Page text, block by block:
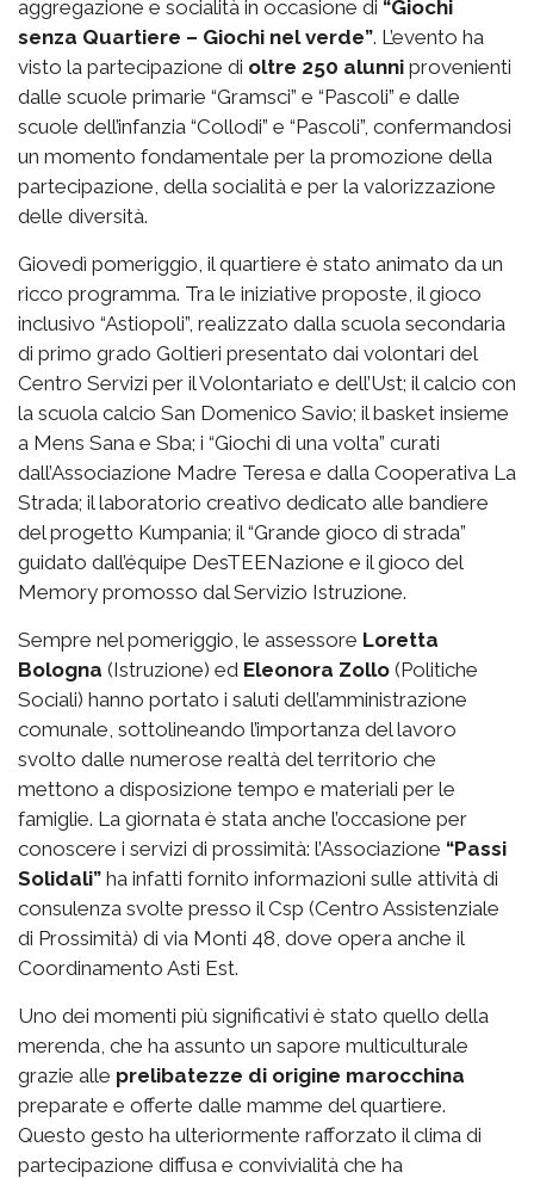
aggregazione e socialità in occasione di “Giochi
senza Quartiere – Giochi nel verde”. L’evento ha
visto la partecipazione di oltre 250 alunni provenienti
dalle scuole primarie “Gramsci” e “Pascoli” e dalle
scuole dell’infanzia “Collodi” e “Pascoli”, confermandosi
un momento fondamentale per la promozione della
partecipazione, della socialità e per la valorizzazione
delle diversità.
Giovedì pomeriggio, il quartiere è stato animato da un
ricco programma. Tra le iniziative proposte, il gioco
inclusivo “Astiopoli”, realizzato dalla scuola secondaria
di primo grado Goltieri presentato dai volontari del
Centro Servizi per il Volontariato e dell’Ust; il calcio con
la scuola calcio San Domenico Savio; il basket insieme
a Mens Sana e Sba; i “Giochi di una volta” curati
dall’Associazione Madre Teresa e dalla Cooperativa La
Strada; il laboratorio creativo dedicato alle bandiere
del progetto Kumpania; il “Grande gioco di strada”
guidato dall’équipe DesTEENazione e il gioco del
Memory promosso dal Servizio Istruzione.
Sempre nel pomeriggio, le assessore Loretta
Bologna (Istruzione) ed Eleonora Zollo (Politiche
Sociali) hanno portato i saluti dell’amministrazione
comunale, sottolineando l’importanza del lavoro
svolto dalle numerose realtà del territorio che
mettono a disposizione tempo e materiali per le
famiglie. La giornata è stata anche l’occasione per
conoscere i servizi di prossimità: l’Associazione “Passi
Solidali” ha infatti fornito informazioni sulle attività di
consulenza svolte presso il Csp (Centro Assistenziale
di Prossimità) di via Monti 48, dove opera anche il
Coordinamento Asti Est.
Uno dei momenti più significativi è stato quello della
merenda, che ha assunto un sapore multiculturale
grazie alle prelibatezze di origine marocchina
preparate e offerte dalle mamme del quartiere.
Questo gesto ha ulteriormente rafforzato il clima di
partecipazione diffusa e convivialità che ha